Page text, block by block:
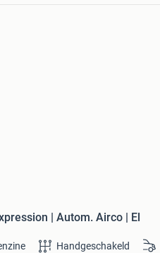
| Autom. Airco | El
Handgeschakeld